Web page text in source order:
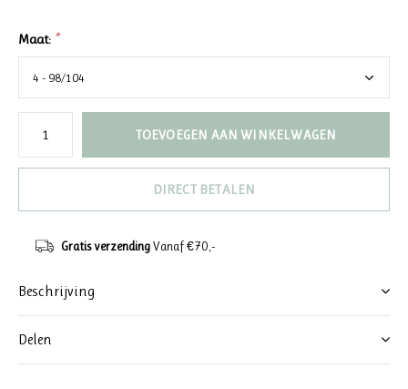
Maat: *
TOEVOEGEN AAN WINKELWAGEN
DIRECT BETALEN
Gratis verzendingVanaf €70,-
Beschrijving
Delen